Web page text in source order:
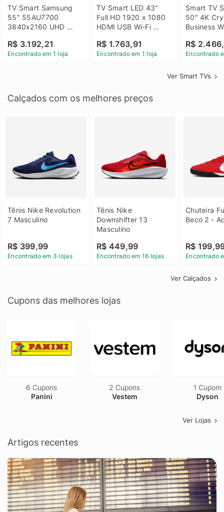
TV Smart Samsung
55" 55AU7700
3840x2160 UHD
Bluetooth
R$ 3.192,21
Encontrado em 1 loja
TV Smart LED 43"
Full HD 1920 x 1080
HDMI USB Wi-Fi
43LM631C0SB LG
R$ 1.763,91
Encontrado em 1 loja
Smart TV
50" 4K
Business
R$
Encontrado
Ver Smart TVs
Calçados com os melhores preços
Tênis Nike Revolution
7 Masculino
R$ 399,99
Encontrado em 3 lojas
Tênis Nike
Downshifter 13
Masculino
R$ 449,99
Encontrado em 16 lojas
Chuteira
Beco 2 -
R$
Encontrado
Ver Calçados
Cupons das melhores lojas
6 Cupons
Panini
2 Cupons
Vestem
1 Cupom
Dyson
Ver Lojas
Artigos recentes